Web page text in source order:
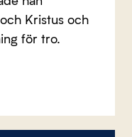
Kristus och
för tro.